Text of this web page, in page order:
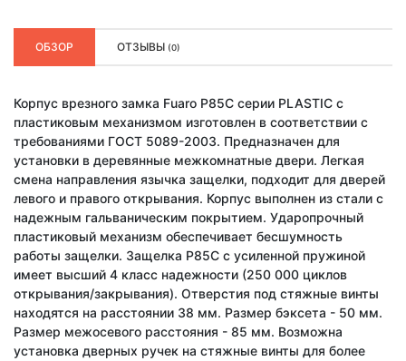
ОБЗОР ОТЗЫВЫ (0)
Корпус врезного замка Fuaro P85C серии PLASTIC с
пластиковым механизмом изготовлен в соответствии с
требованиями ГОСТ 5089-2003. Предназначен для
установки в деревянные межкомнатные двери. Легкая
смена направления язычка защелки, подходит для дверей
левого и правого открывания. Корпус выполнен из стали с
надежным гальваническим покрытием. Ударопрочный
пластиковый механизм обеспечивает бесшумность
работы защелки. Защелка P85C с усиленной пружиной
имеет высший 4 класс надежности (250 000 циклов
открывания/закрывания). Отверстия под стяжные винты
находятся на расстоянии 38 мм. Размер бэксета - 50 мм.
Размер межосевого расстояния - 85 мм. Возможна
установка дверных ручек на стяжные винты для более